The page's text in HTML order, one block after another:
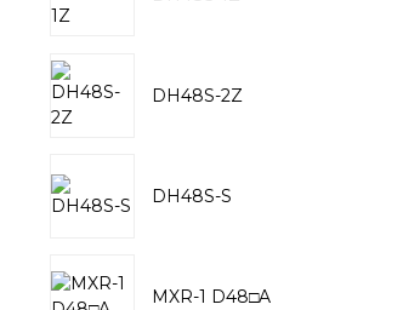
DH48S-2Z
DH48S-S
MXR-1 D48□A